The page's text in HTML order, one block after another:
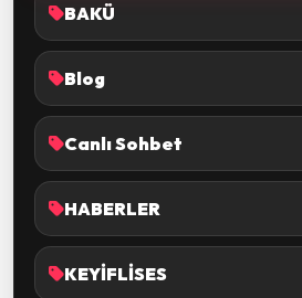
BAKÜ
Blog
Canlı Sohbet
HABERLER
KEYİFLİSES